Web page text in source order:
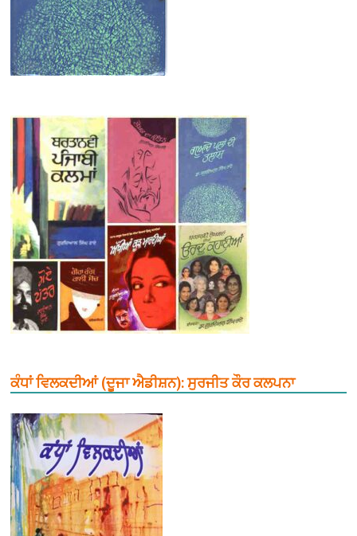
ਕੰਧਾਂ ਵਿਲਕਦੀਆਂ (ਦੂਜਾ ਐਡੀਸ਼ਨ): ਸੁਰਜੀਤ ਕੌਰ ਕਲਪਨਾ